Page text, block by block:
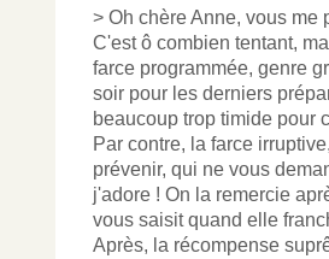
> Oh chère Anne, vous
C'est ô combien tentant,
farce programmée, genre
soir pour les derniers
beaucoup trop timide pour
Par contre, la farce
prévenir, qui ne vous
j'adore ! On la remercie
vous saisit quand elle
Après, la récompense